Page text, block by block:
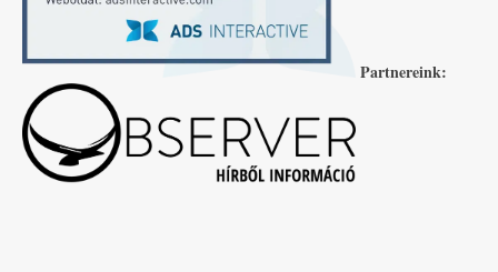
Partnereink: